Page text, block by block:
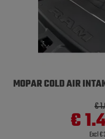
MOPAR COLD AIR
€
€
Excl